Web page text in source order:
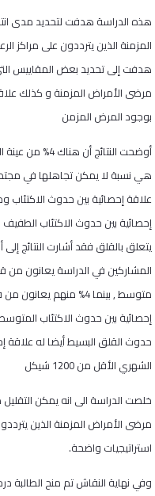
هذه الدراسة هدفت لتحديد مدى
المزمنة الذين يترددون على مراكز
هدفت إلى تحديد بعض المقاييس
مرضى الأمراض المزمنة و كذلك
بوجود المرض المزمن
أوضحت النتائج
هي نسبة لا يمكن تجاهلها في
علاقة إحصائية بين حدوث
إحصائية بين حدوث الاكتئاب
متوسط , بينما 4% منهم
إحصائية بين حدوث الاكتئاب
حدوث القلق البسيط أيضا له
الشهري الأقل من 1200 شيكل
خلصت الدراسة الى انه يمكن
مرضى الأمراض المزمنة الذين
استراتيجيات واضحة.
وفي نهاية النقاش تم منح الطالبة